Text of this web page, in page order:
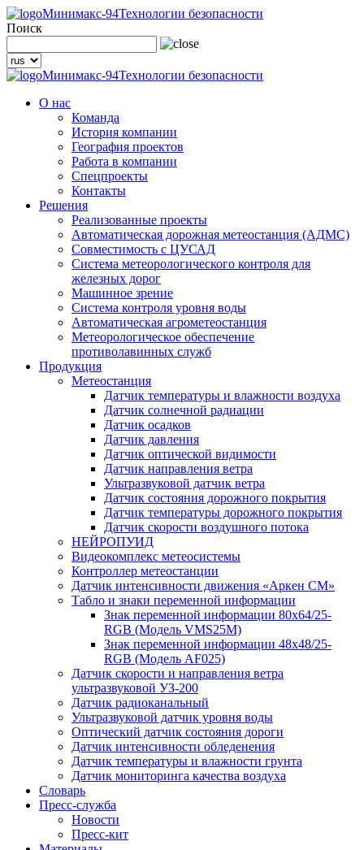
Минимакс-94Технологии безопасности
Поиск
Минимакс-94Технологии безопасности
О нас
Команда
История компании
География проектов
Работа в компании
Спецпроекты
Контакты
Решения
Реализованные проекты
Автоматическая дорожная метеостанция (АДМС)
Совместимость с ЦУСАД
Система метеорологического контроля для
железных дорог
Машинное зрение
Система контроля уровня воды
Автоматическая агрометеостанция
Метеорологическое обеспечение
противолавинных служб
Продукция
Метеостанция
Датчик температуры и влажности воздуха
Датчик солнечной радиации
Датчик осадков
Датчик давления
Датчик оптической видимости
Датчик направления ветра
Ультразвуковой датчик ветра
Датчик состояния дорожного покрытия
Датчик температуры дорожного покрытия
Датчик скорости воздушного потока
НЕЙРОПУИД
Видеокомплекс метеосистемы
Контроллер метеостанции
Датчик интенсивности движения «Аркен СМ»
Табло и знаки переменной информации
Знак переменной информации 80х64/25-
RGB (Модель VMS25M)
Знак переменной информации 48х48/25-
RGB (Модель АF025)
Датчик скорости и направления ветра
ультразвуковой УЗ-200
Датчик радиоканальный
Ультразвуковой датчик уровня воды
Оптический датчик состояния дороги
Датчик интенсивности обледенения
Датчик температуры и влажности грунта
Датчик мониторинга качества воздуха
Словарь
Пресс-служба
Новости
Пресс-кит